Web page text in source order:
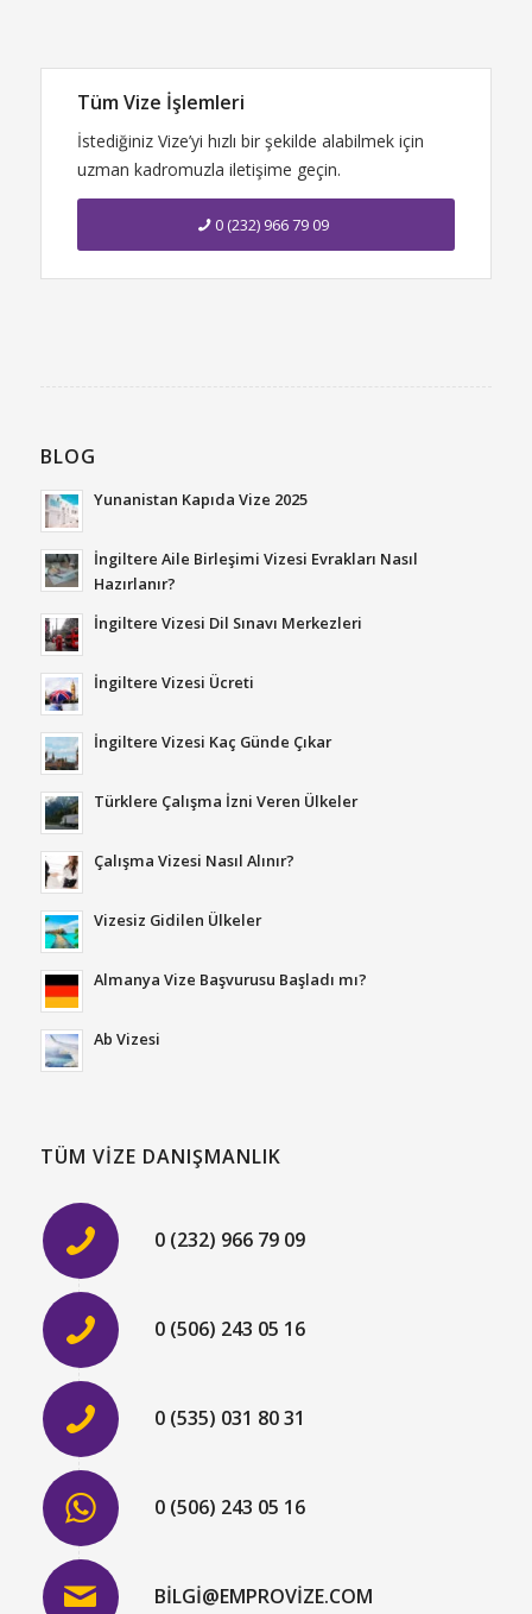
Tüm Vize İşlemleri
İstediğiniz Vize’yi hızlı bir şekilde alabilmek için
uzman kadromuzla iletişime geçin.
0 (232) 966 79 09
BLOG
Yunanistan Kapıda Vize 2025
İngiltere Aile Birleşimi Vizesi Evrakları Nasıl
Hazırlanır?
İngiltere Vizesi Dil Sınavı Merkezleri
İngiltere Vizesi Ücreti
İngiltere Vizesi Kaç Günde Çıkar
Türklere Çalışma İzni Veren Ülkeler
Çalışma Vizesi Nasıl Alınır?
Vizesiz Gidilen Ülkeler
Almanya Vize Başvurusu Başladı mı?
Ab Vizesi
TÜM VIZE DANIŞMANLIK
0 (232) 966 79 09
0 (506) 243 05 16
0 (535) 031 80 31
0 (506) 243 05 16
BILGI@EMPROVIZE.COM